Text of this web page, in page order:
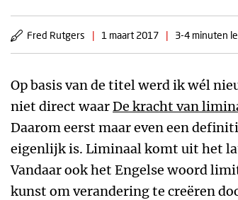
Fred Rutgers | 1 maart 2017 | 3-4 minuten
Op basis van de titel werd ik wél
niet direct waarDe kracht van
Daarom eerst maar even een
eigenlijk is. Liminaal komt uit het
Vandaar ook het Engelse woord
kunst om verandering te creëren